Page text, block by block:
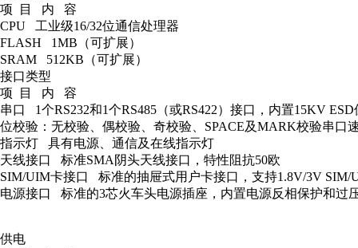
项 目 内 容
CPU 工业级16/32位通信处理器
FLASH 1MB（可扩展）
SRAM 512KB（可扩展）
接口类型
项 目 内 容
串口 1个RS232和1个RS485（或RS422）接口，内置15KV
位校验：无校验、偶校验、奇校验、SPACE及MARK校验串口
指示灯 具有电源、通信及在线指示灯
天线接口 标准SMA阴头天线接口，特性阻抗50欧
SIM/UIM卡接口 标准的抽屉式用户卡接口，支持1.8V/3V
电源接口 标准的3芯火车头电源插座，内置电源反相保护和
供电